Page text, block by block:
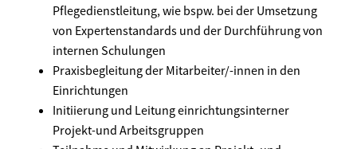
Pflegedienstleitung, wie bspw. bei der Umsetzung
von Expertenstandards und der Durchführung von
internen Schulungen
Praxisbegleitung der Mitarbeiter/-innen in den
Einrichtungen
Initiierung und Leitung einrichtungsinterner
Projekt-und Arbeitsgruppen